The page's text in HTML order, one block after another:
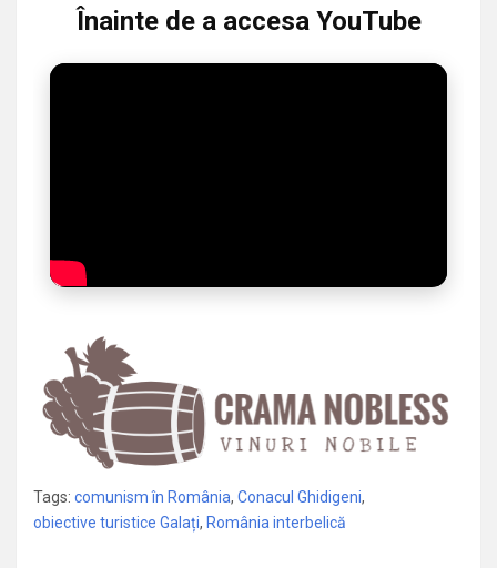
Înainte de a accesa YouTube
Tags: comunism în România, Conacul Ghidigeni,
obiective turistice Galați, România interbelică